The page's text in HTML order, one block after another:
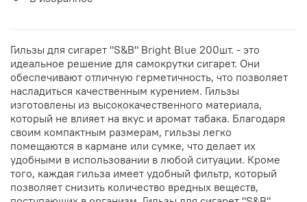
Гильзы для сигарет "S&B" Bright Blue 200шт. - это
идеальное решение для самокрутки сигарет. Они
обеспечивают отличную герметичность, что позволяет
насладиться качественным курением. Гильзы
изготовлены из высококачественного материала,
который не влияет на вкус и аромат табака. Благодаря
своим компактным размерам, гильзы легко
помещаются в кармане или сумке, что делает их
удобными в использовании в любой ситуации. Кроме
того, каждая гильза имеет удобный фильтр, который
позволяет снизить количество вредных веществ,